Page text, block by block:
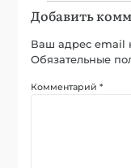
Добавить
Ваш адрес email
Обязательные
Комментарий*